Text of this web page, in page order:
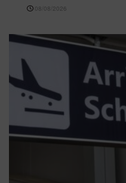
08/08/2026